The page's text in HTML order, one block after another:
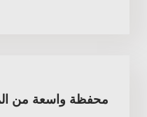
محفظة واسعة من